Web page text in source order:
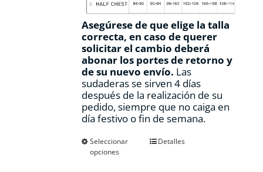
Asegúrese de que elige la talla
correcta, en caso de querer
solicitar el cambio deberá
abonar los portes de retorno y
de su nuevo envío. Las
sudaderas se sirven 4 días
después de la realización de su
pedido, siempre que no caiga en
día festivo o fin de semana.
Seleccionar
opciones
EsteDetalles